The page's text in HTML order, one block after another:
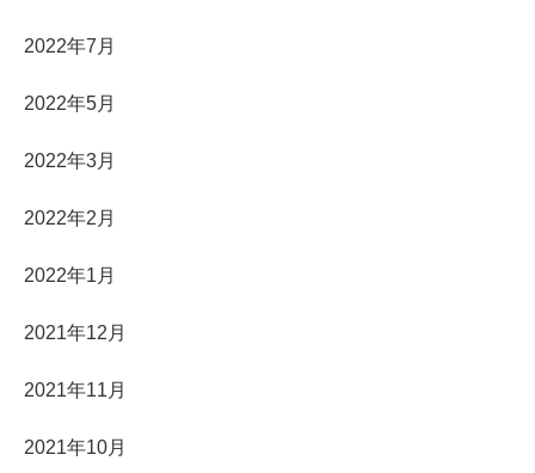
2022年7月
2022年5月
2022年3月
2022年2月
2022年1月
2021年12月
2021年11月
2021年10月